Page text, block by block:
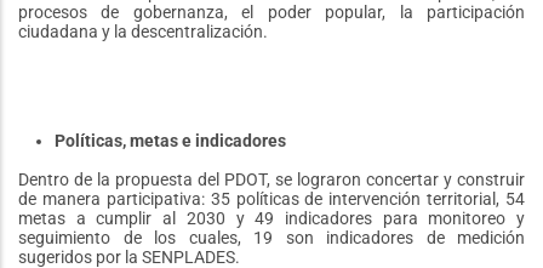
procesos de gobernanza, el poder popular, la participación
ciudadana y la descentralización.
Políticas, metas e indicadores
Dentro de la propuesta del PDOT, se lograron concertar y construir
de manera participativa: 35 políticas de intervención territorial, 54
metas a cumplir al 2030 y 49 indicadores para monitoreo y
seguimiento de los cuales, 19 son indicadores de medición
sugeridos por la SENPLADES.